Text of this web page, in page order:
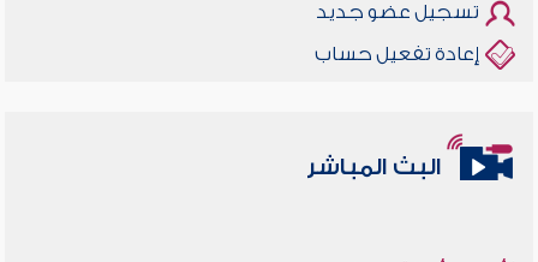
تسجيل عضو جديد
إعادة تفعيل حساب
البث المباشر